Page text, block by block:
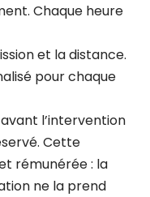
Chaque heure
et la distance.
pour chaque
l’intervention
Cette
rémunérée : la
ne la prend